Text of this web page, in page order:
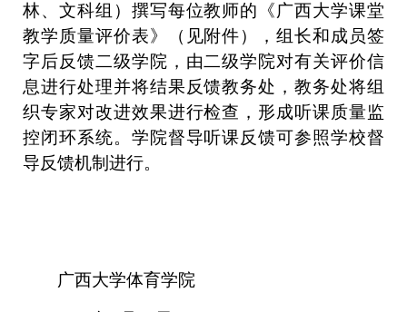
林、文科组）撰写每位教师的《广西大学课堂
教学质量评价表》（见附件），组长和成员签
字后反馈二级学院，由二级学院对有关评价信
息进行处理并将结果反馈教务处，教务处将组
织专家对改进效果进行检查，形成听课质量监
控闭环系统。学院督导听课反馈可参照学校督
导反馈机制进行。
广西大学体育学院